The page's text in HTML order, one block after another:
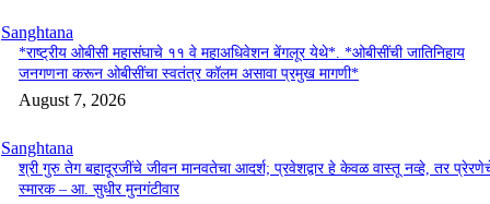
Sanghtana
*राष्ट्रीय ओबीसी महासंघाचे ११ वे महाअधिवेशन बेंगलूर येथे*. *ओबीसींची जातिनिहाय
जनगणना करून ओबीसींचा स्वतंत्र कॉलम असावा प्रमुख मागणी*
August 7, 2026
Sanghtana
श्री गुरु तेग बहादूरजींचे जीवन मानवतेचा आदर्श; प्रवेशद्वार हे केवळ वास्तू नव्हे, तर
स्मारक – आ. सुधीर मुनगंटीवार